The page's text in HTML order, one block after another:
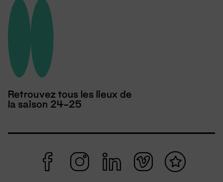
Retrouvez tous les lieux de
la saison 24-25